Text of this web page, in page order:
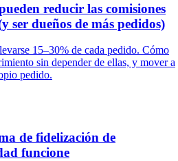
reducir las comisiones
ser dueños de más pedidos)
15–30% de cada pedido. Cómo
sin depender de ellas, y mover a
pedido.
de fidelización de
funcione